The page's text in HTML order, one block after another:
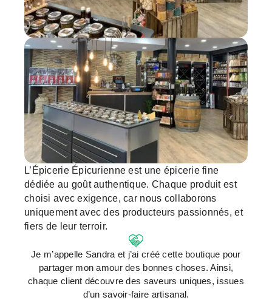
L’Épicerie Épicurienne est une épicerie fine
dédiée au goût authentique. Chaque produit est
choisi avec exigence, car nous collaborons
uniquement avec des producteurs passionnés, et
fiers de leur terroir.
Je m’appelle Sandra et j’ai créé cette boutique pour
partager mon amour des bonnes choses. Ainsi,
chaque client découvre des saveurs uniques, issues
d’un savoir-faire artisanal.